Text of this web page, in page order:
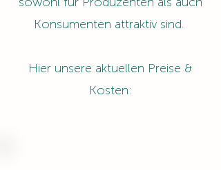
Konsumenten attraktiv sind.
Hier unsere aktuellen Preise &
Kosten: